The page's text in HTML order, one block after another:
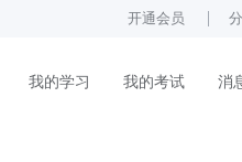
开通会员
我的学习 我的考试 消